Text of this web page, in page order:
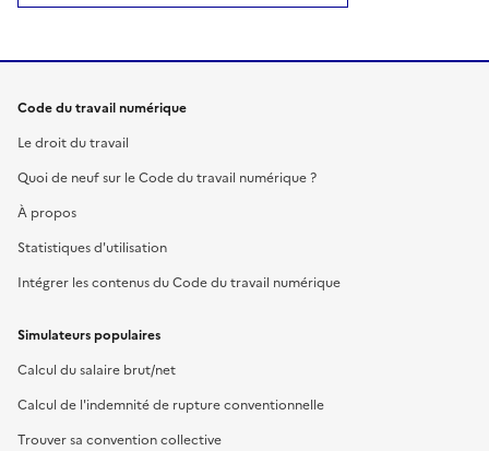
Code du travail numérique
Le droit du travail
Quoi de neuf sur le Code du travail numérique ?
À propos
Statistiques d'utilisation
Intégrer les contenus du Code du travail numérique
Simulateurs populaires
Calcul du salaire brut/net
Calcul de l'indemnité de rupture conventionnelle
Trouver sa convention collective